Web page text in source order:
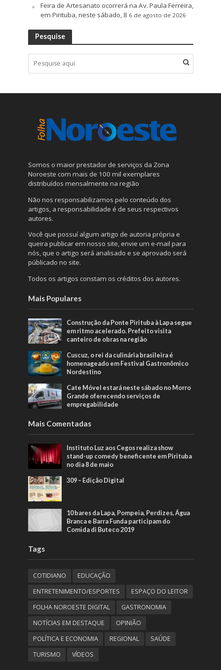
Feira de Artesanato ocorrerá na Av. Paula Ferreira,
em Pirituba, neste sábado, 8 6 de agosto de 2026
Pesquise
Somos o maior prestador de serviços da Zona
Noroeste com mais de 100 mil exemplares
distribuídos mensalmente na região
Não nos responsabilizamos pelo conteúdo dos
artigos, a responsabilidade é de seus respectivos
autores.
Você que possuí algum artigo de autoria própria e
queira publicar em nosso site, envie um e-mail para
nós, que o artigo será analisado e se aprovado será
públicado no site.
Todos os artigos constam os créditos dos autores.
Mais Populares
Construção da Ponte Pirituba à Lapa segue
em ritmo acelerado. Prefeito visita
canteiro de obras na região
Cuscuz, o rei da culinária brasileira é
homenageado em Festival Gastronômico
Nordestino
Cate Móvel estará neste sábado no Morro
Grande oferecendo serviços de
empregabilidade
Mais Comentadas
Instituto Luz aos Cegos realiza show
stand-up comedy beneficente em Pirituba
no dia 8 de maio
309 – Edição Digital
10 bares da Lapa, Pompeia, Perdizes, Água
Branca e Barra Funda participam do
Comida di Buteco 2019
Tags
COTIDIANO
EDUCAÇÃO
ENTRETENIMENTO/ESPORTES
ESPAÇO DO LEITOR
FOLHA NOROESTE DIGITAL
GASTRONOMIA
NOTÍCIAS EM DESTAQUE
OPINIÃO
POLÍTICA E ECONOMIA
REGIONAL
SAÚDE
TURISMO
VÍDEOS